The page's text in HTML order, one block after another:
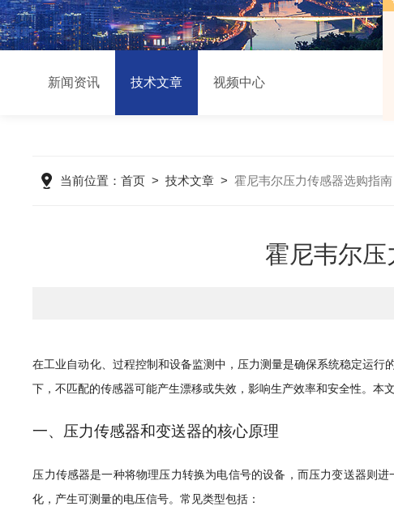
新闻资讯 技术文章 视频中心
当前位置：首页 >技术文章 >霍尼韦尔压力传感器选购指
霍尼韦尔
在工业自动化、过程控制和设备监测中，压力测量是确保系统稳定运
下，不匹配的传感器可能产生漂移或失效，影响生产效率和安全性。本
一、压力传感器和变送器的核心原理
压力传感器是一种将物理压力转换为电信号的设备，而压力变送器则
化，产生可测量的电压信号。常见类型包括：